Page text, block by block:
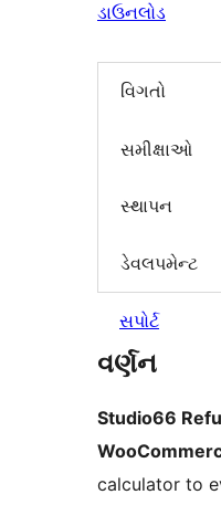
ડાઉનલોડ
વિગતો
સમીક્ષાઓ
સ્થાપન
ડેવલપમેન્ટ
સપોર્ટ
વર્ણન
Studio66
calculator to